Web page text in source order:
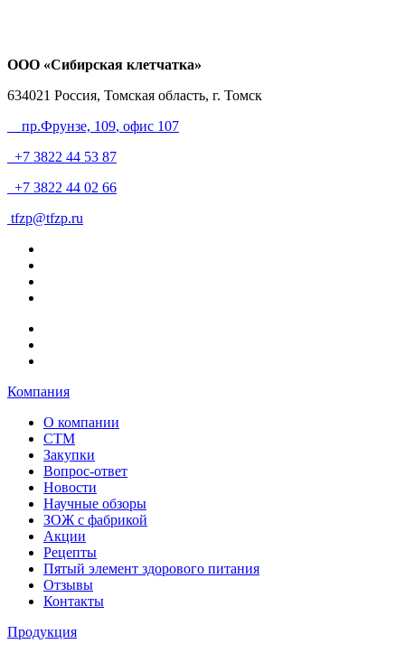
ООО «Сибирская клетчатка»
634021 Россия, Томская область, г. Томск
пр.Фрунзе, 109, офис 107
+7 3822 44 53 87
+7 3822 44 02 66
tfzp@tfzp.ru
Компания
О компании
СТМ
Закупки
Вопрос-ответ
Новости
Научные обзоры
ЗОЖ с фабрикой
Акции
Рецепты
Пятый элемент здорового питания
Отзывы
Контакты
Продукция